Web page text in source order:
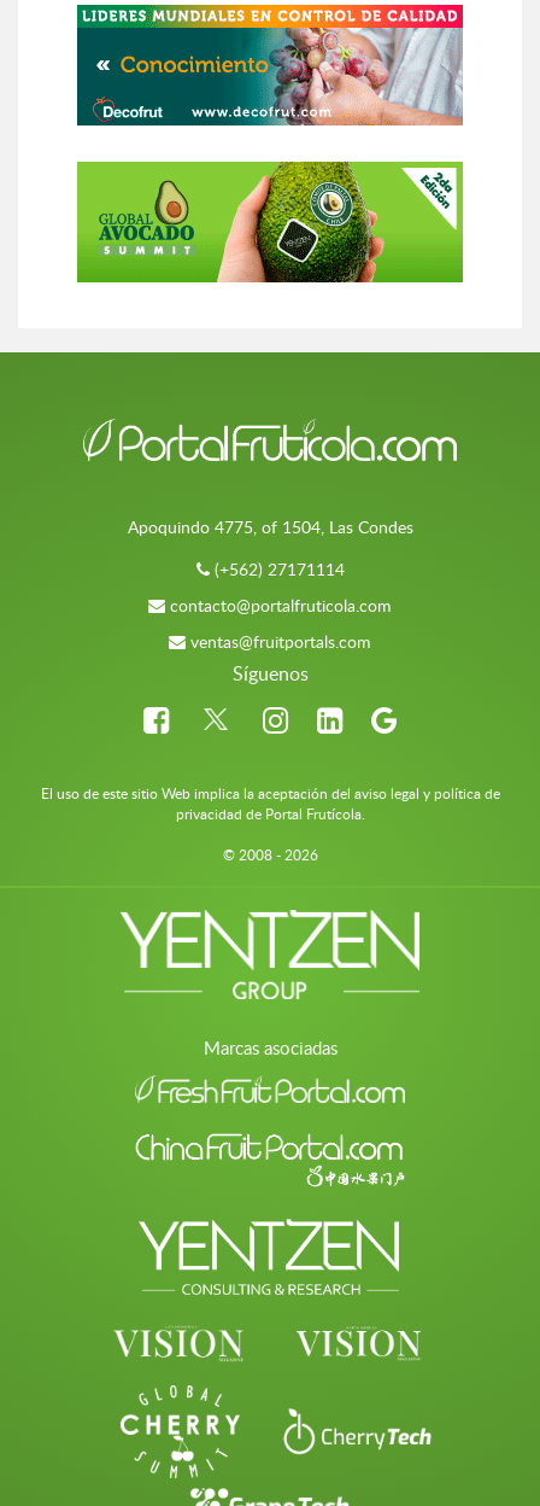
Apoquindo 4775, of 1504, Las Condes
(+562) 27171114
contacto@portalfruticola.com
ventas@fruitportals.com
Síguenos
El uso de este sitio Web implica la aceptación del aviso legal y política de
privacidad de Portal Frutícola.
© 2008 - 2026
Marcas asociadas